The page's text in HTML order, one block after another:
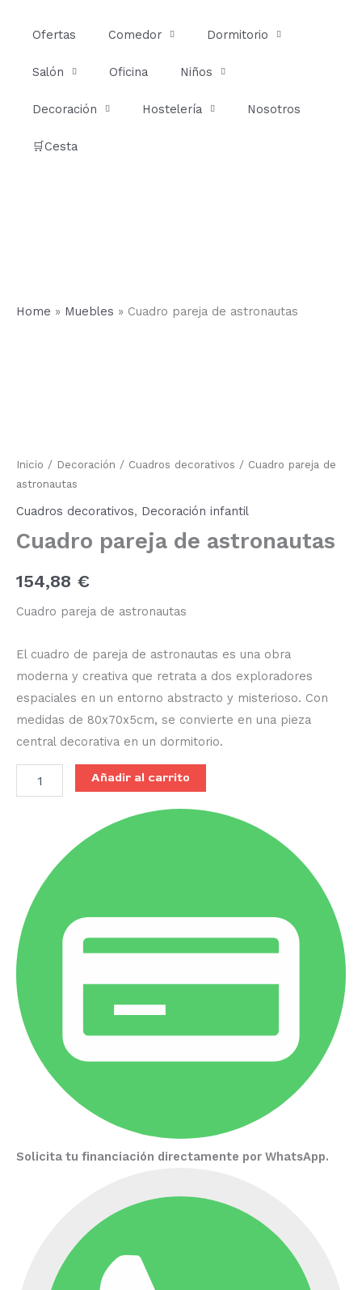
Ofertas Comedor Dormitorio
Salón Oficina Niños
Decoración Hostelería Nosotros
🛒Cesta
Home » Muebles » Cuadro pareja de astronautas
Inicio / Decoración / Cuadros decorativos / Cuadro pareja de
astronautas
Cuadros decorativos, Decoración infantil
Cuadro pareja de astronautas
154,88 €
Cuadro pareja de astronautas
El cuadro de pareja de astronautas es una obra
moderna y creativa que retrata a dos exploradores
espaciales en un entorno abstracto y misterioso. Con
medidas de 80x70x5cm, se convierte en una pieza
central decorativa en un dormitorio.
Añadir al carrito
Solicita tu financiación directamente por WhatsApp.